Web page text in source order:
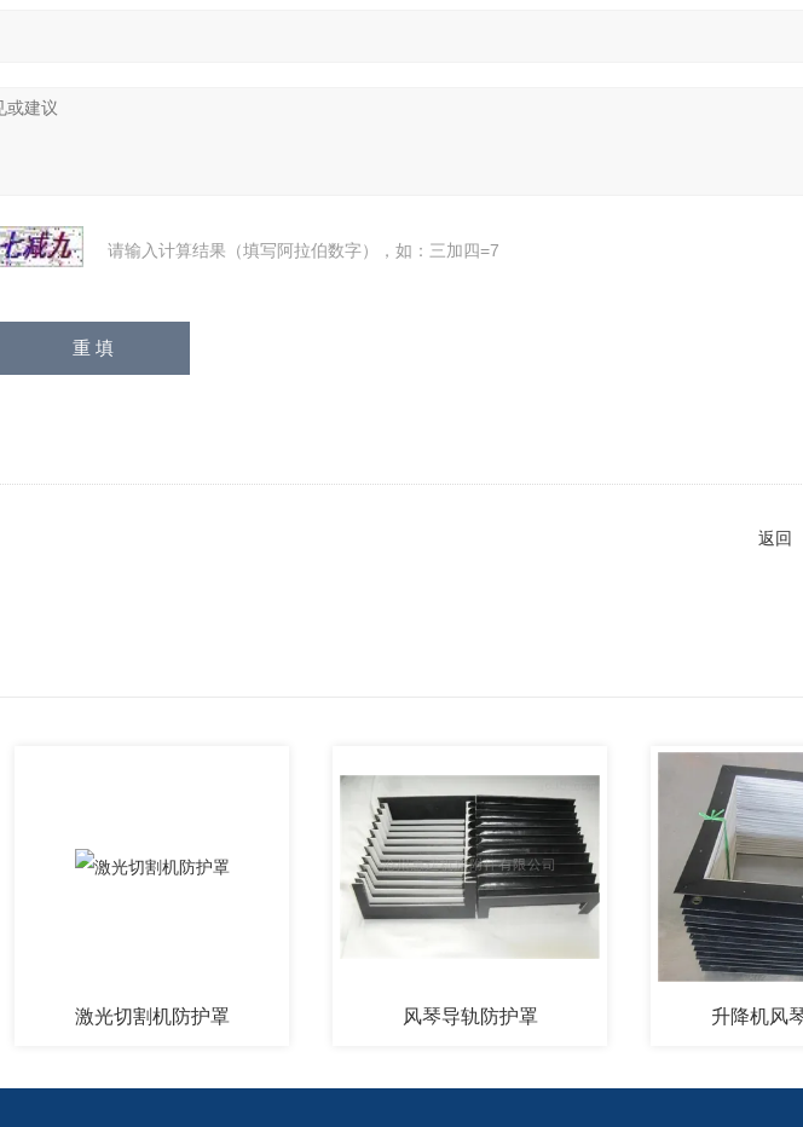
请输入计算结果（填写阿拉伯数字），如：三加四=7
返回
激光切割机防护罩 风琴导轨防护罩 升降机风琴防护